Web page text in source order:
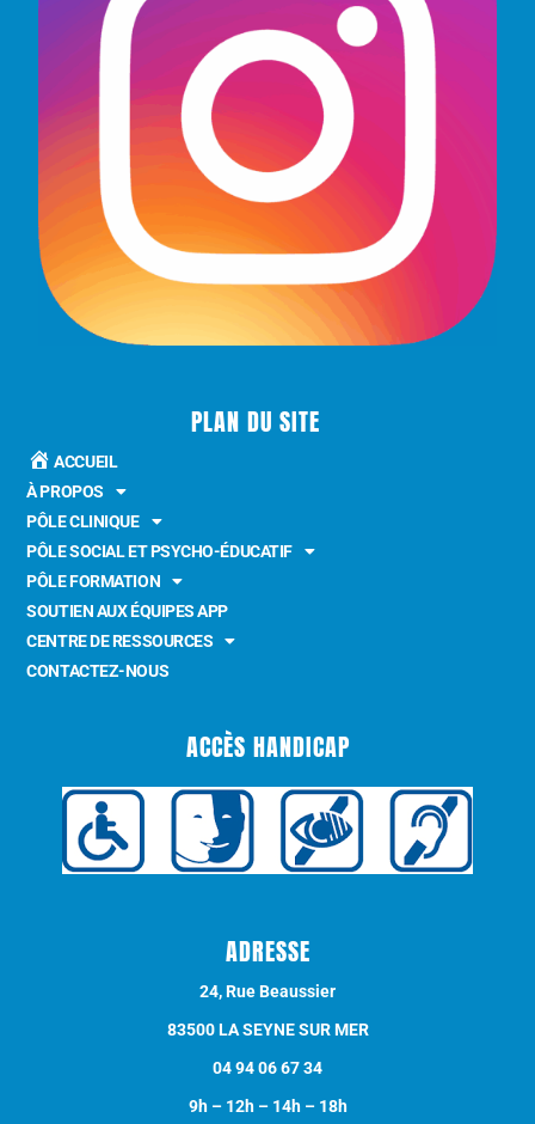
PLAN DU SITE
ACCUEIL
À PROPOS
PÔLE CLINIQUE
PÔLE SOCIAL ET PSYCHO-ÉDUCATIF
PÔLE FORMATION
SOUTIEN AUX ÉQUIPES APP
CENTRE DE RESSOURCES
CONTACTEZ-NOUS
ACCÈS HANDICAP
ADRESSE
24, Rue Beaussier
83500 LA SEYNE SUR MER
04 94 06 67 34
9h – 12h – 14h – 18h